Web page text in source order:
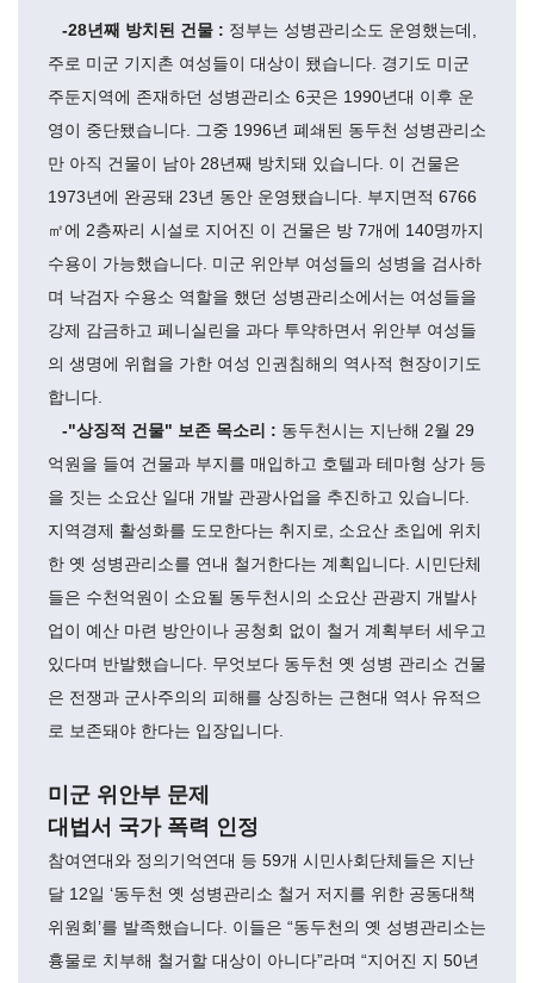
-28년째 방치된 건물 : 정부는 성병관리소도 운영했는데,
주로 미군 기지촌 여성들이 대상이 됐습니다. 경기도 미군
주둔지역에 존재하던 성병관리소 6곳은 1990년대 이후 운
영이 중단됐습니다. 그중 1996년 폐쇄된 동두천 성병관리소
만 아직 건물이 남아 28년째 방치돼 있습니다. 이 건물은
1973년에 완공돼 23년 동안 운영됐습니다. 부지면적 6766
㎡에 2층짜리 시설로 지어진 이 건물은 방 7개에 140명까지
수용이 가능했습니다. 미군 위안부 여성들의 성병을 검사하
며 낙검자 수용소 역할을 했던 성병관리소에서는 여성들을
강제 감금하고 페니실린을 과다 투약하면서 위안부 여성들
의 생명에 위협을 가한 여성 인권침해의 역사적 현장이기도
합니다.
-"상징적 건물" 보존 목소리 : 동두천시는 지난해 2월 29
억원을 들여 건물과 부지를 매입하고 호텔과 테마형 상가 등
을 짓는 소요산 일대 개발 관광사업을 추진하고 있습니다.
지역경제 활성화를 도모한다는 취지로, 소요산 초입에 위치
한 옛 성병관리소를 연내 철거한다는 계획입니다. 시민단체
들은 수천억원이 소요될 동두천시의 소요산 관광지 개발사
업이 예산 마련 방안이나 공청회 없이 철거 계획부터 세우고
있다며 반발했습니다. 무엇보다 동두천 옛 성병 관리소 건물
은 전쟁과 군사주의의 피해를 상징하는 근현대 역사 유적으
로 보존돼야 한다는 입장입니다.
미군 위안부 문제
대법서 국가 폭력 인정
참여연대와 정의기억연대 등 59개 시민사회단체들은 지난
달 12일 ‘동두천 옛 성병관리소 철거 저지를 위한 공동대책
위원회’를 발족했습니다. 이들은 “동두천의 옛 성병관리소는
흉물로 치부해 철거할 대상이 아니다”라며 “지어진 지 50년